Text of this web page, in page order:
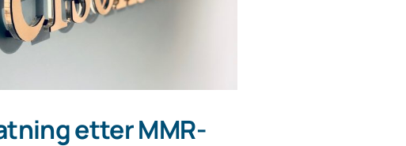
etter MMR-